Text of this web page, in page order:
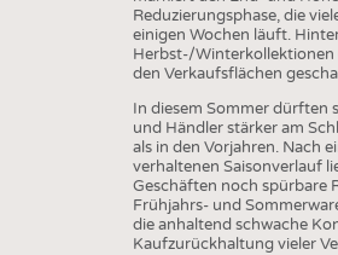
Reduzierungsphase, die
einigen Wochen läuft.
Herbst-/
den Verkaufsflächen
In diesem Sommer dürften
und Händler stärker am
als in den Vorjahren. Nach
verhaltenen Saisonverlauf
Geschäften noch spürbare
Frühjahrs- und
die anhaltend schwache
Kaufzurückhaltung vieler